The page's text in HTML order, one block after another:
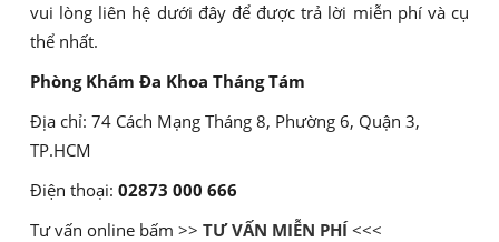
vui lòng liên hệ dưới đây để được trả lời miễn phí và cụ
thể nhất.
Phòng Khám Đa Khoa Tháng Tám
Địa chỉ: 74 Cách Mạng Tháng 8, Phường 6, Quận 3,
TP.HCM
Điện thoại: 02873 000 666
Tư vấn online bấm >> TƯ VẤN MIỄN PHÍ <<<